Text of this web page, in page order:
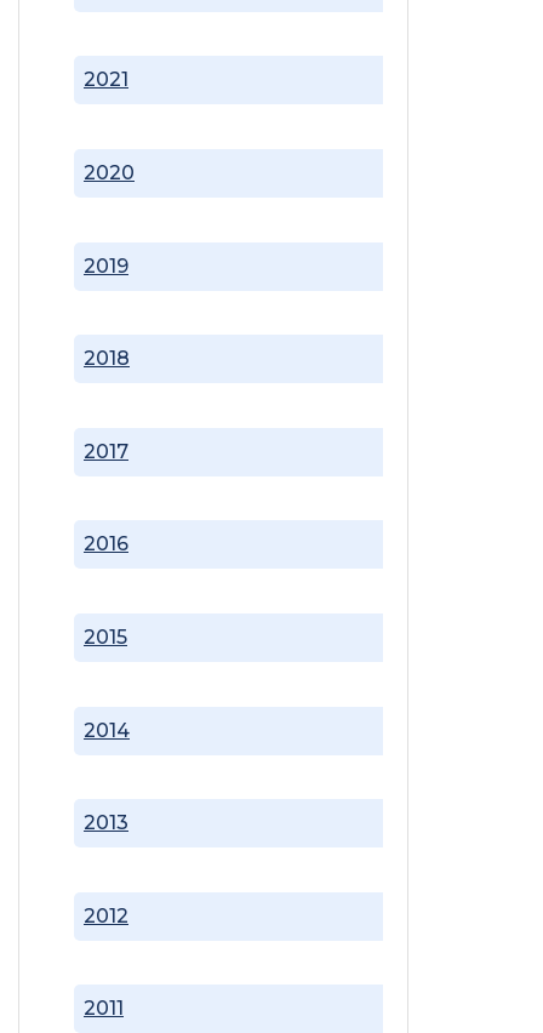
2011
2012
2013
2014
2015
2016
2017
2018
2019
2020
2021